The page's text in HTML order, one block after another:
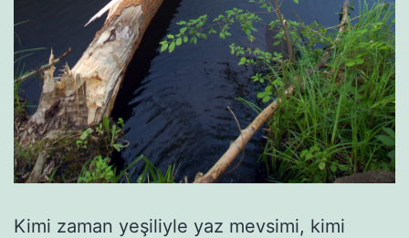
Kimi zaman yeşiliyle yaz mevsimi, kimi